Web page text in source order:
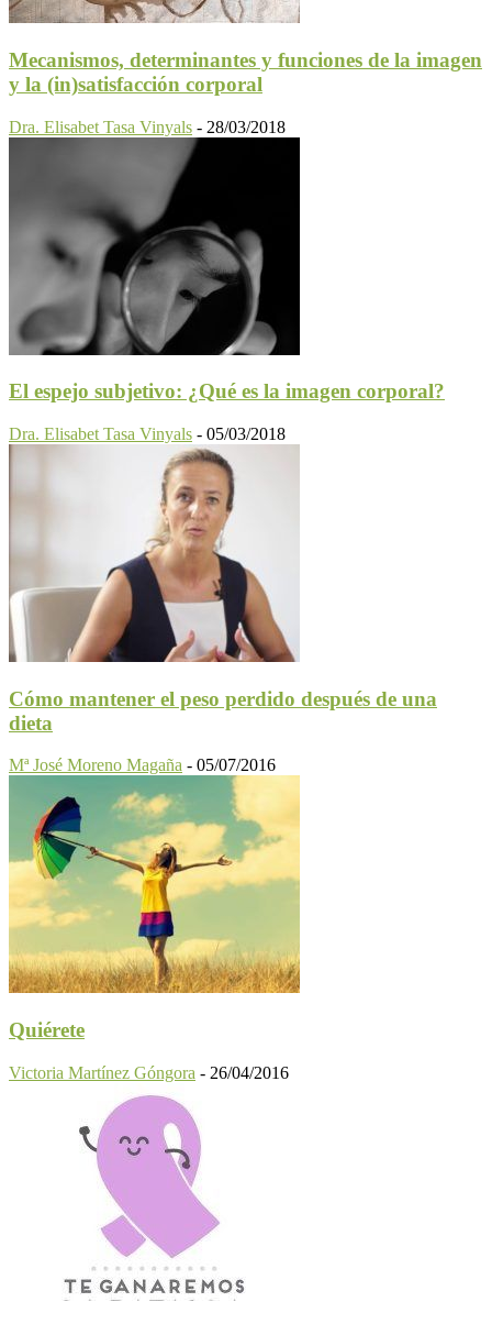
Mecanismos, determinantes y funciones de la imagen
y la (in)satisfacción corporal
Dra. Elisabet Tasa Vinyals - 28/03/2018
El espejo subjetivo: ¿Qué es la imagen corporal?
Dra. Elisabet Tasa Vinyals - 05/03/2018
Cómo mantener el peso perdido después de una
dieta
Mª José Moreno Magaña - 05/07/2016
Quiérete
Victoria Martínez Góngora - 26/04/2016